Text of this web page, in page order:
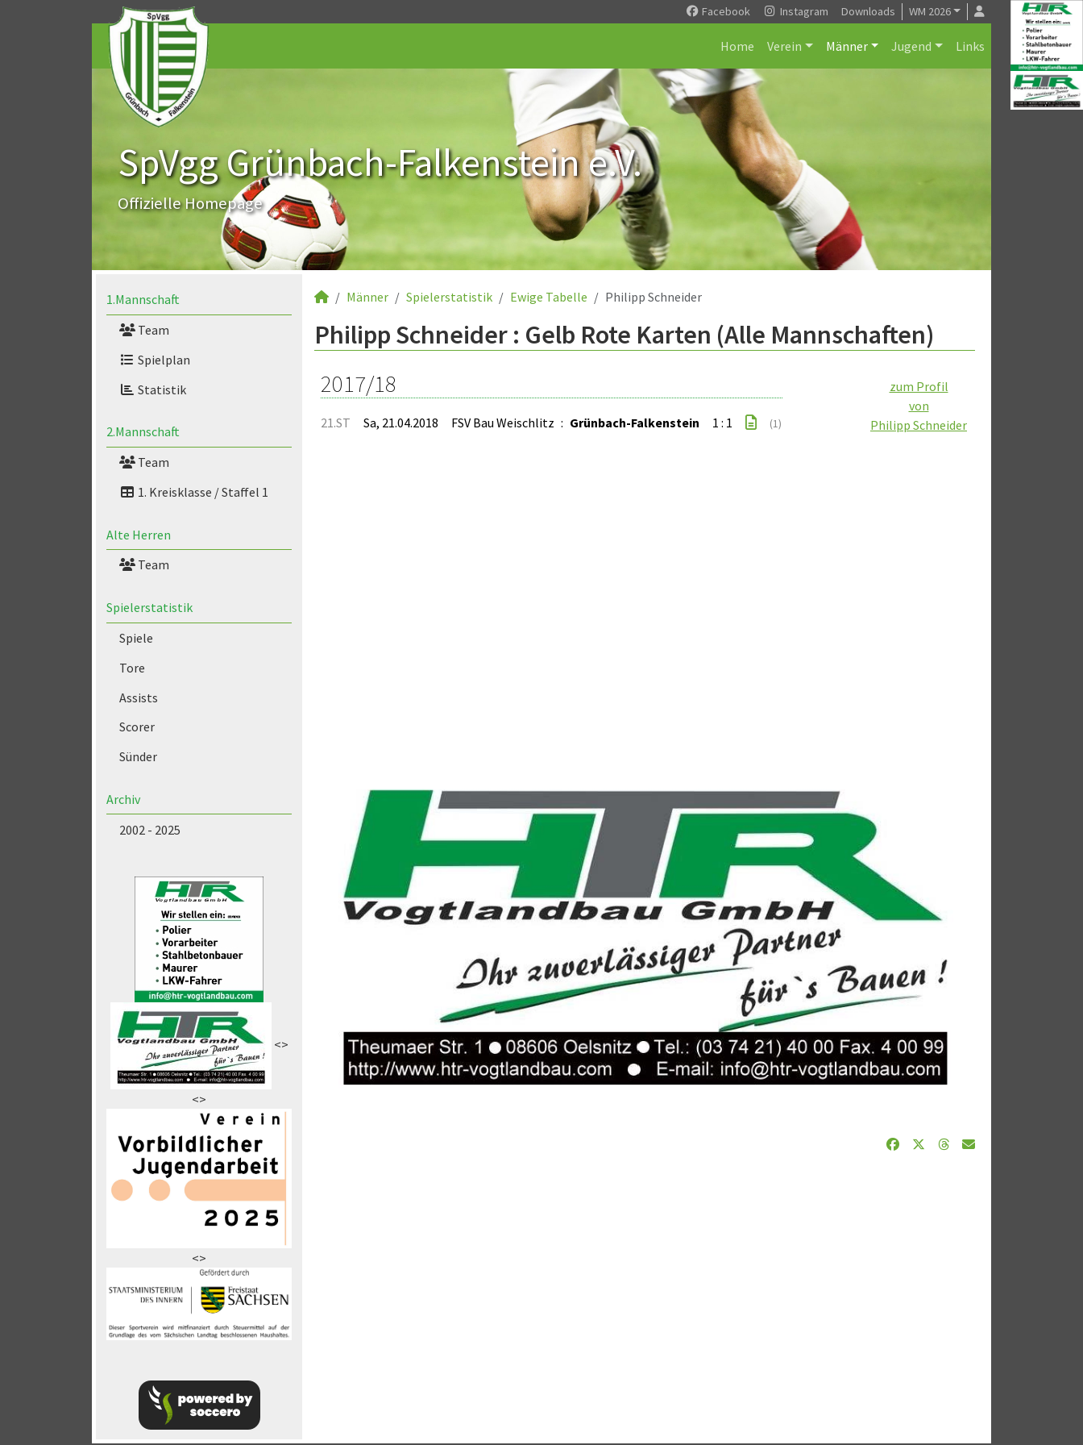
Facebook Instagram Downloads WM 2026
Home Verein Männer Jugend Links
SpVgg Grünbach-Falkenstein e.V.
Offizielle Homepage
1.Mannschaft
Team
Spielplan
Statistik
2.Mannschaft
Team
1. Kreisklasse / Staffel 1
Alte Herren
Team
Spielerstatistik
Spiele
Tore
Assists
Scorer
Sünder
Archiv
2002 - 2025
<>
<>
<>
Männer Spielerstatistik Ewige Tabelle Philipp Schneider
Philipp Schneider : Gelb Rote Karten (Alle Mannschaften)
zum Profil
von
Philipp Schneider
2017/18
21.ST Sa, 21.04.2018 FSV Bau Weischlitz : Grünbach-Falkenstein 1 : 1 (1)